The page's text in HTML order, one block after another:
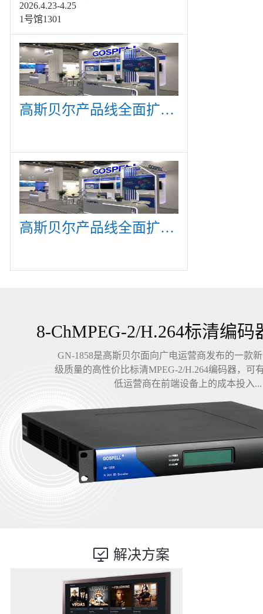
2026.4.23-4.25
1号馆1301
高斯贝尔产品线全面扩展，众多新产品亮相CommunicAsia 2019
高斯贝尔产品线全面扩展，众多新产品亮相CommunicAsia 2019
8-ChMPEG-2/H.264标清编码
GN-1858是高斯贝尔面向广电运营商发布的一款
级质量的高性价比标清MPEG-2/H.264编码器，可
低运营商在前端设备上的成本投入...
解决方案